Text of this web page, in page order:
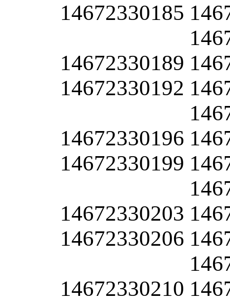
14672330185
14672330189
14672330192
14672330196
14672330199
14672330203
14672330206
14672330210